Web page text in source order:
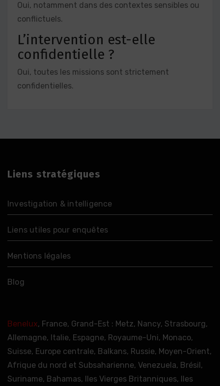
Oui, notamment dans des contextes sensibles ou
conflictuels.
L’intervention est-elle
confidentielle ?
Oui, toutes les missions sont strictement
confidentielles.
Liens stratégiques
Investigation & intelligence
Liens utiles pour enquêtes
Mentions légales
Blog
Benelux, France, Grand-Est : Metz, Nancy, Strasbourg,
Allemagne, Italie, Espagne, Royaume-Uni, Monaco,
Suisse, Europe centrale, Balkans, Russie, Moyen-Orient,
Afrique du nord et Subsaharienne, Venezuela, Brésil,
Suriname, Bahamas, Iles Vierges Britanniques, Iles